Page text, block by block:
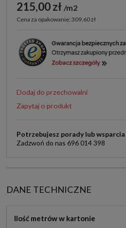
215,00 zł m2
Cena za opakowanie: 309,60 zł
Dodaj do przechowalni
Zapytaj o produkt
Potrzebujesz porady lub wsparcia
Zadzwoń do nas 696 014 398
DANE TECHNICZNE
Ilość metrów w kartonie